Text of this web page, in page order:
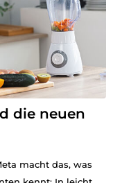
die neuen
macht das, was